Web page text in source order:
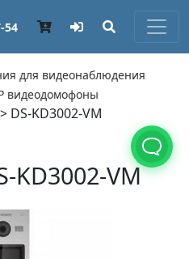
54
для видеонаблюдения
видеодомофоны
> DS-KD3002-VM
KD3002-VM